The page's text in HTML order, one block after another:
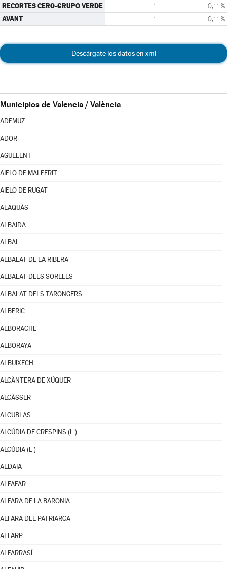
RECORTES CERO-GRUPO VERDE 1 0,11 %
AVANT 1 0,11 %
Descárgate los datos en xml
Municipios de Valencia / València
ADEMUZ
ADOR
AGULLENT
AIELO DE MALFERIT
AIELO DE RUGAT
ALAQUÀS
ALBAIDA
ALBAL
ALBALAT DE LA RIBERA
ALBALAT DELS SORELLS
ALBALAT DELS TARONGERS
ALBERIC
ALBORACHE
ALBORAYA
ALBUIXECH
ALCÀNTERA DE XÚQUER
ALCÀSSER
ALCUBLAS
ALCÚDIA DE CRESPINS (L')
ALCÚDIA (L')
ALDAIA
ALFAFAR
ALFARA DE LA BARONIA
ALFARA DEL PATRIARCA
ALFARP
ALFARRASÍ